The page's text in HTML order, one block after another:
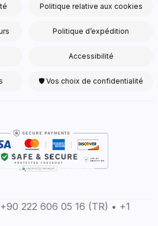
Politique relative aux cookies
Politique d’expédition
Accessibilité
🛡 Vos choix de confidentialité
222 606 05 16 (TR) • +1